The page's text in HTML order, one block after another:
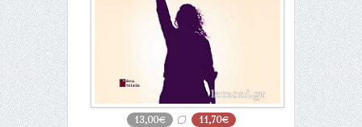
13,00€ 11,70€